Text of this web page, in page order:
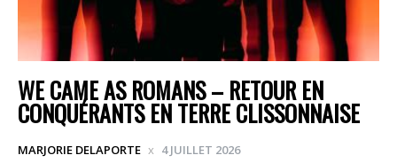
WE CAME AS ROMANS – RETOUR EN
CONQUÉRANTS EN TERRE CLISSONNAISE
MARJORIE DELAPORTE 4 JUILLET 2026